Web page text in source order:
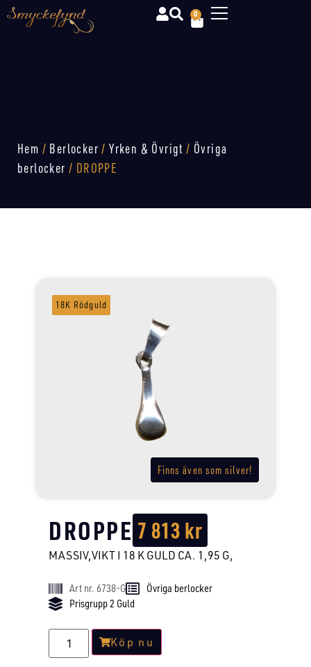
0
Hem / Berlocker /Yrken & Övrigt / Övriga
berlocker / DROPPE
Finns även som silver!
18K Rödguld
DROPPE 7 813kr
MASSIV,VIKT I 18 K GULD CA. 1,95 G,
Art nr. 6738-G
Övriga berlocker
Prisgrupp 2 Guld
Köp nu